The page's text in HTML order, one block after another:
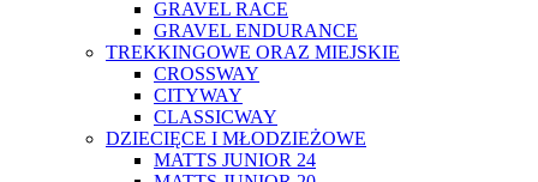
GRAVEL RACE
GRAVEL ENDURANCE
TREKKINGOWE ORAZ MIEJSKIE
CROSSWAY
CITYWAY
CLASSICWAY
DZIECIĘCE I MŁODZIEŻOWE
MATTS JUNIOR 24